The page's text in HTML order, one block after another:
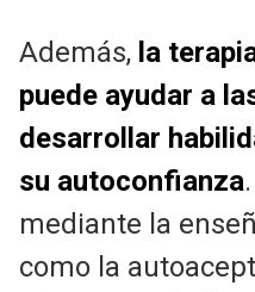
Además, la
puede ayudar a
desarrollar
su autoconfianza
mediante la
como la